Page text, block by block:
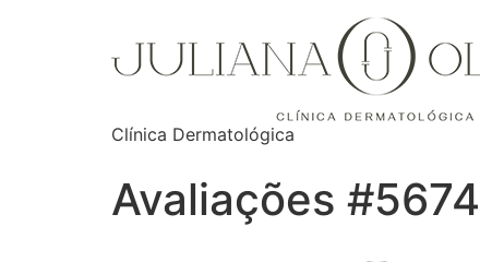
Clínica Dermatológica
Avaliações #5674